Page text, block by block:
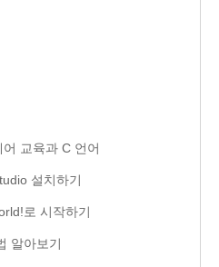
교육과 C 언어
설치하기
로 시작하기
알아보기